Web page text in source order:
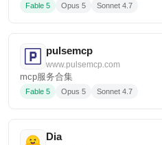
Fable 5 Opus 5 Sonnet 4.7
pulsemcp
www.pulsemcp.com
mcp服务合集
Fable 5 Opus 5 Sonnet 4.7
Dia